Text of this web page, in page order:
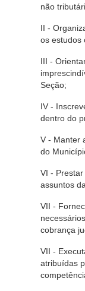
não
II -
os estudos
III -
Seção;
IV -
dentro do
V - Manter
do
VI -
assuntos
VII -
cobrança
VII -
atribuídas